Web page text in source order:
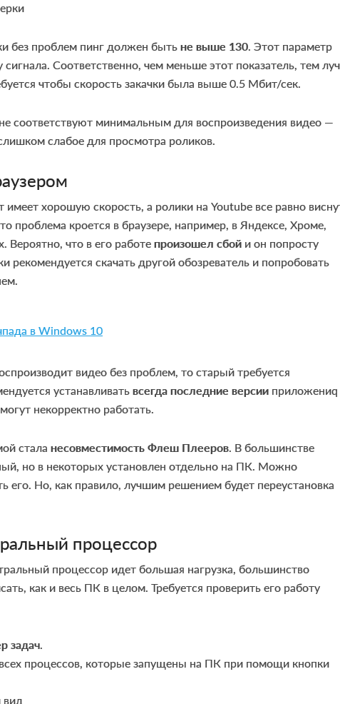
без проблем пинг должен бытьне выше 130. Этот параметр
сигнала. Соответственно, чем меньше этот показатель, тем
чтобы скорость закачки была выше 0.5 Мбит/сек.
соответствуют минимальным для воспроизведения видео —
слабое для просмотра роликов.
имеет хорошую скорость, а ролики на Youtube все равно
проблема кроется в браузере, например, в Яндексе, Хроме,
Вероятно, что в его работепроизошел сбой и он попросту
рекомендуется скачать другой обозреватель и попробовать
в Windows 10
видео без проблем, то старый требуется
устанавливатьвсегда последние версии приложениq
некорректно работать.
стала несовместимость Флеш Плееров. В большинстве
но в некоторых установлен отдельно на ПК. Можно
его. Но, как правило, лучшим решением будет переустановка
процессор
процессор идет большая нагрузка, большинство
как и весь ПК в целом. Требуется проверить его работу
задач.
процессов, которые запущены на ПК при помощи кнопки